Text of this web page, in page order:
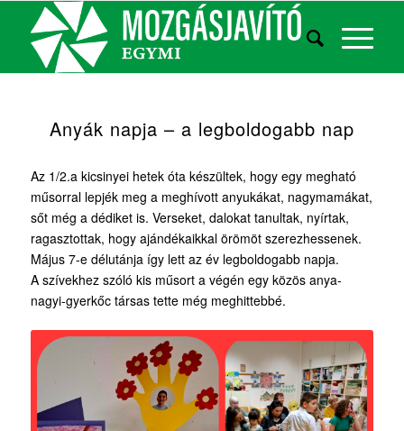
Anyák napja – a legboldogabb nap
Az 1/2.a kicsinyei hetek óta készültek, hogy egy megható
műsorral lepjék meg a meghívott anyukákat, nagymamákat,
sőt még a dédiket is. Verseket, dalokat tanultak, nyírtak,
ragasztottak, hogy ajándékaikkal örömöt szerezhessenek.
Május 7-e délutánja így lett az év legboldogabb napja.
A szívekhez szóló kis műsort a végén egy közös anya-
nagyi-gyerkőc társas tette még meghittebbé.